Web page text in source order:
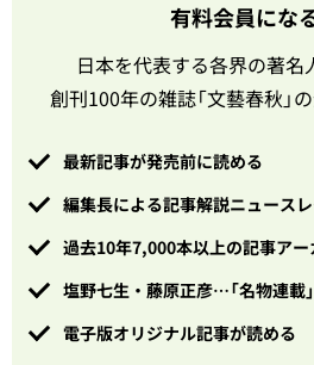
有料会員にな
日本を代表する各界の著名
創刊100年の雑誌「文藝春秋」
最新記事が発売前に読める
編集長による記事解説ニュース
過去10年7,000本以上の記事ア
塩野七生・藤原正彦…「名物連載
電子版オリジナル記事が読める